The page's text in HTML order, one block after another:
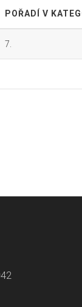
POŘADÍ V
7.